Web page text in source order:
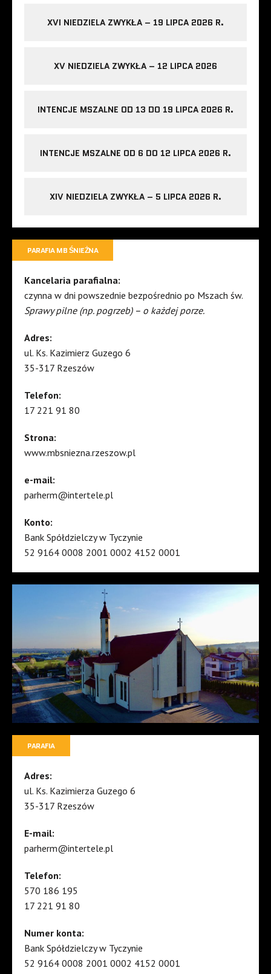
XVI NIEDZIELA ZWYKŁA – 19 LIPCA 2026 R.
XV NIEDZIELA ZWYKŁA – 12 LIPCA 2026
INTENCJE MSZALNE OD 13 DO 19 LIPCA 2026 R.
INTENCJE MSZALNE OD 6 DO 12 LIPCA 2026 R.
XIV NIEDZIELA ZWYKŁA – 5 LIPCA 2026 R.
PARAFIA MB ŚNIEŻNA
Kancelaria parafialna:
czynna w dni powszednie bezpośrednio po Mszach św.
Sprawy pilne (np. pogrzeb) – o każdej porze.
Adres:
ul. Ks. Kazimierz Guzego 6
35-317 Rzeszów
Telefon:
17 221 91 80
Strona:
www.mbsniezna.rzeszow.pl
e-mail:
parherm@intertele.pl
Konto:
Bank Spółdzielczy w Tyczynie
52 9164 0008 2001 0002 4152 0001
PARAFIA
Adres:
ul. Ks. Kazimierza Guzego 6
35-317 Rzeszów
E-mail:
parherm@intertele.pl
Telefon:
570 186 195
17 221 91 80
Numer konta:
Bank Spółdzielczy w Tyczynie
52 9164 0008 2001 0002 4152 0001